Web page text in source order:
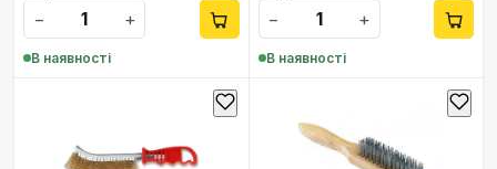
−
+
В наявності
−
+
В наявності